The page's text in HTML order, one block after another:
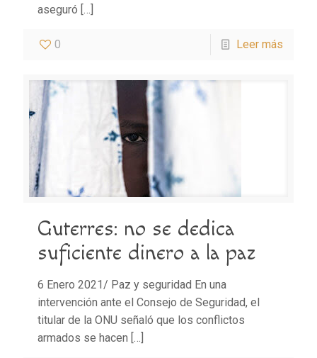
aseguró […]
0 Leer más
Guterres: no se dedica
suficiente dinero a la paz
6 Enero 2021/ Paz y seguridad En una
intervención ante el Consejo de Seguridad, el
titular de la ONU señaló que los conflictos
armados se hacen […]